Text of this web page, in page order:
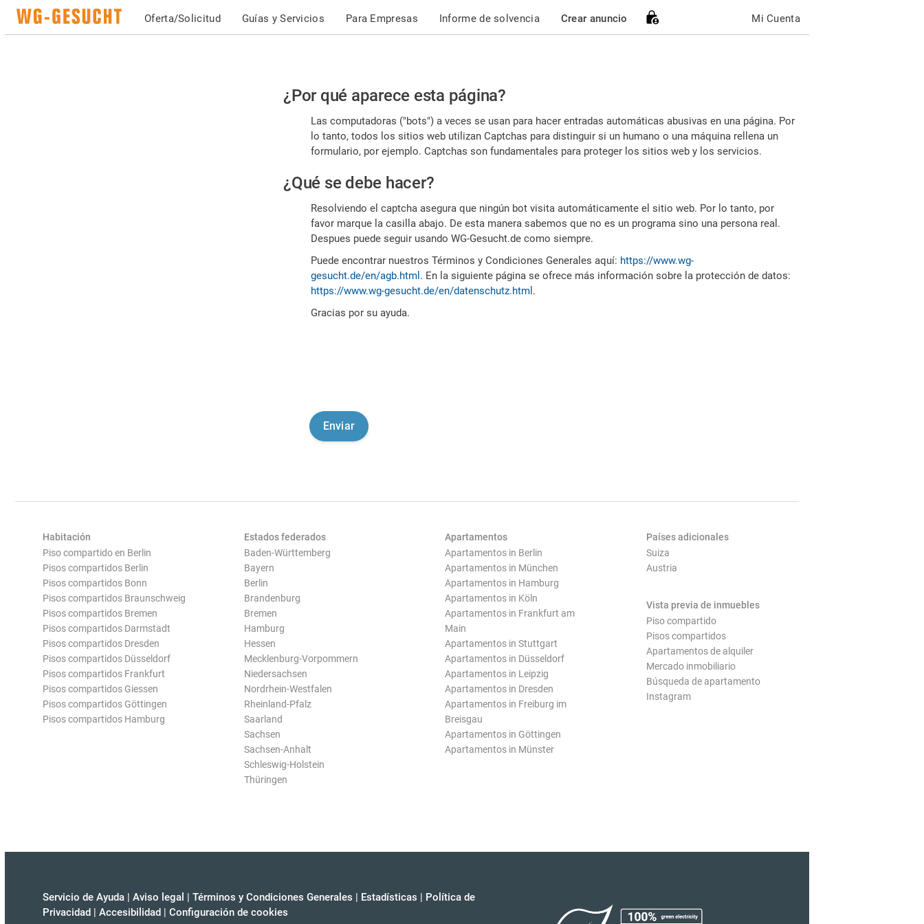
Oferta/Solicitud Guías y Servicios Para Empresas Informe de solvencia Crear anuncio Mi Cuenta
Por
favor,
confirme
es
humano
¿Por qué aparece esta página?
Las computadoras ("bots") a veces se usan para hacer entradas automáticas abusivas en una página. Por
lo tanto, todos los sitios web utilizan Captchas para distinguir si un humano o una máquina rellena un
formulario, por ejemplo. Captchas son fundamentales para proteger los sitios web y los servicios.
¿Qué se debe hacer?
Resolviendo el captcha asegura que ningún bot visita automáticamente el sitio web. Por lo tanto, por
favor marque la casilla abajo. De esta manera sabemos que no es un programa sino una persona real.
Despues puede seguir usando WG-Gesucht.de como siempre.
Puede encontrar nuestros Términos y Condiciones Generales aquí: https://www.wg-
gesucht.de/en/agb.html . En la siguiente página se ofrece más información sobre la protección de datos:
https://www.wg-gesucht.de/en/datenschutz.html .
Gracias por su ayuda.
Habitación
Piso compartido en Berlin
Pisos compartidos Berlin
Pisos compartidos Bonn
Pisos compartidos Braunschweig
Pisos compartidos Bremen
Pisos compartidos Darmstadt
Pisos compartidos Dresden
Pisos compartidos Düsseldorf
Pisos compartidos Frankfurt
Pisos compartidos Giessen
Pisos compartidos Göttingen
Pisos compartidos Hamburg
Estados federados
Baden-Württemberg
Bayern
Berlin
Brandenburg
Bremen
Hamburg
Hessen
Mecklenburg-Vorpommern
Niedersachsen
Nordrhein-Westfalen
Rheinland-Pfalz
Saarland
Sachsen
Sachsen-Anhalt
Schleswig-Holstein
Thüringen
Apartamentos
Apartamentos in Berlin
Apartamentos in München
Apartamentos in Hamburg
Apartamentos in Köln
Apartamentos in Frankfurt am
Main
Apartamentos in Stuttgart
Apartamentos in Düsseldorf
Apartamentos in Leipzig
Apartamentos in Dresden
Apartamentos in Freiburg im
Breisgau
Apartamentos in Göttingen
Apartamentos in Münster
Países adicionales
Suiza
Austria
Vista previa de inmuebles
Piso compartido
Pisos compartidos
Apartamentos de alquiler
Mercado inmobiliario
Búsqueda de apartamento
Instagram
Servicio de Ayuda | Aviso legal | Términos y Condiciones Generales | Estadísticas | Política de
Privacidad | Accesibilidad | Configuración de cookies